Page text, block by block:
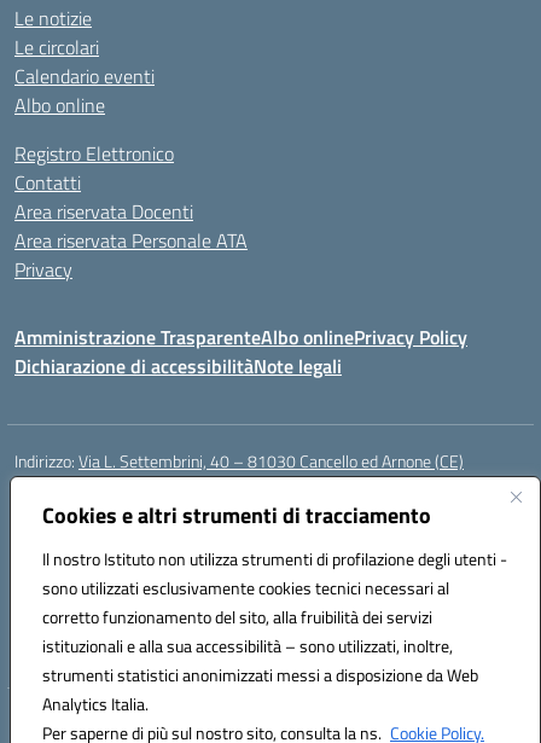
Cookies e altri strumenti di tracciamento
Il nostro Istituto non utilizza strumenti di profilazione degli utenti -
sono utilizzati esclusivamente cookies tecnici necessari al
corretto funzionamento del sito, alla fruibilità dei servizi
istituzionali e alla sua accessibilità – sono utilizzati, inoltre,
strumenti statistici anonimizzati messi a disposizione da Web
Analytics Italia.
Per saperne di più sul nostro sito, consulta la ns. Cookie Policy.
Le notizie
Le circolari
Calendario eventi
Albo online
Registro Elettronico
Contatti
Area riservata Docenti
Area riservata Personale ATA
Privacy
Amministrazione TrasparenteAlbo onlinePrivacy Policy
Dichiarazione di accessibilitàNote legali
Indirizzo:Via L. Settembrini, 40 – 81030 Cancello ed Arnone (CE)
Centralino:
Posta elettronica certificata (PEC):ceic818008@pec.istruzione.it
Codice fiscale: 80009710619
Codice meccanografico:CEIC818008
Codice Indice delle Pubbliche Amministrazioni (IPA): istsc_ceic818008
Codice unico di fatturazione (CUF): UF0QMA
Hosting & Powered by 3D Solution S.r.l.